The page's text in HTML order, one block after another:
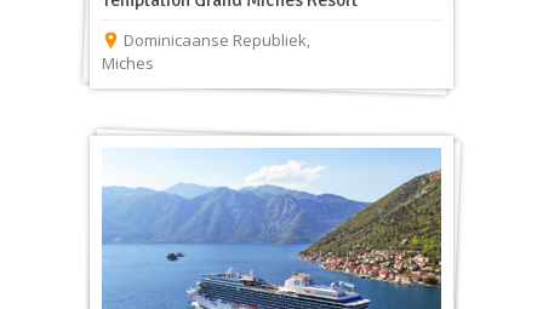
Dominicaanse Republiek
Miches